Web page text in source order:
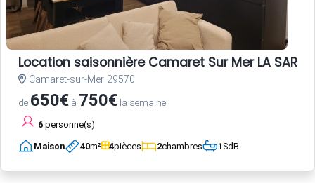
Location saisonnière Camaret Sur Mer LA
Camaret-sur-Mer 29570
de 650€ à 750€ la semaine
6 personne(s)
Maison 40m² 4pièces 2chambres 1SdB